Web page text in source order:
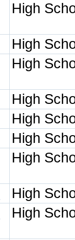
High
High
High
High
High
High
High
High
High